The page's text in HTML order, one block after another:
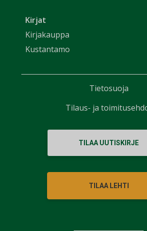
Kirjat
Kirjakauppa
Kustantamo
TILAA UUTISKIRJE
TILAA LEHTI
Tietosuoja
Tilaus- ja